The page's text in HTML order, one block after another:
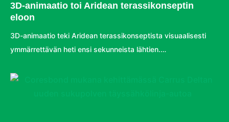
3D-animaatio toi Aridean terassikonseptin
eloon
3D-animaatio teki Aridean terassikonseptista visuaalisesti
ymmärrettävän heti ensi sekunneista lähtien.…